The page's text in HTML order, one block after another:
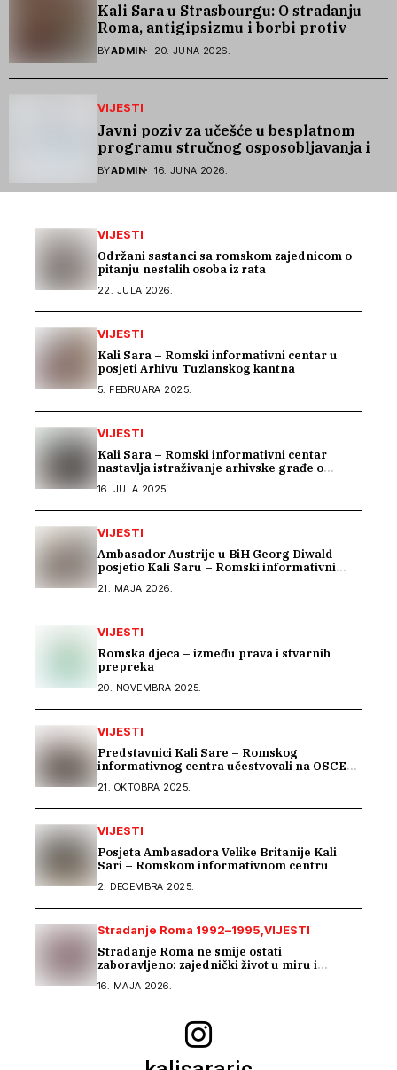
Kali Sara u Strasbourgu: O stradanju
Roma, antigipsizmu i borbi protiv
govora mržnje
BYADMIN 20. JUNA 2026.
VIJESTI
Javni poziv za učešće u besplatnom
programu stručnog osposobljavanja i
podrške pri zapošljavanju
BYADMIN 16. JUNA 2026.
VIJESTI
Održani sastanci sa romskom zajednicom o
pitanju nestalih osoba iz rata
22. JULA 2026.
VIJESTI
Kali Sara – Romski informativni centar u
posjeti Arhivu Tuzlanskog kantna
5. FEBRUARA 2025.
VIJESTI
Kali Sara – Romski informativni centar
nastavlja istraživanje arhivske građe o
Srpske
16. JULA 2025.
VIJESTI
Ambasador Austrije u BiH Georg Diwald
posjetio Kali Saru – Romski informativni
21. MAJA 2026.
VIJESTI
Romska djeca – između prava i stvarnih
prepreka
20. NOVEMBRA 2025.
VIJESTI
Predstavnici Kali Sare – Romskog
informativnog centra učestvovali na OSCE
21. OKTOBRA 2025.
VIJESTI
Posjeta Ambasadora Velike Britanije Kali
Sari – Romskom informativnom centru
2. DECEMBRA 2025.
Stradanje Roma 1992–1995 VIJESTI
Stradanje Roma ne smije ostati
zaboravljeno: zajednički život u miru i
16. MAJA 2026.